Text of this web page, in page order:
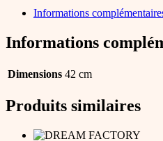
quantityInformations
Informations
Dimensions 42 cm
Produits similaires